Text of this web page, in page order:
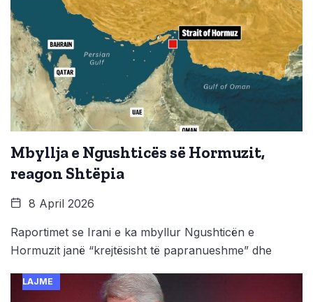
Mbyllja e Ngushticës së Hormuzit,
reagon Shtëpia
8 April 2026
Raportimet se Irani e ka mbyllur Ngushticën e
Hormuzit janë “krejtësisht të papranueshme” dhe
LAJME